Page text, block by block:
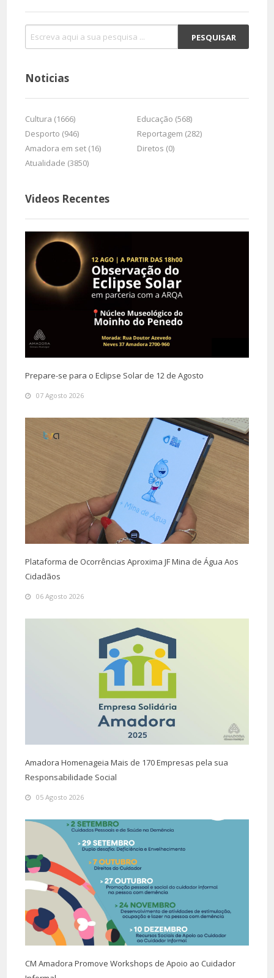
Noticias
Cultura (1666)
Educação (568)
Desporto (946)
Reportagem (282)
Amadora em set (16)
Diretos (0)
Atualidade (3850)
Videos Recentes
Prepare-se para o Eclipse Solar de 12 de Agosto
07 Agosto 2026
Plataforma de Ocorrências Aproxima JF Mina de Água Aos
Cidadãos
06 Agosto 2026
Amadora Homenageia Mais de 170 Empresas pela sua
Responsabilidade Social
05 Agosto 2026
CM Amadora Promove Workshops de Apoio ao Cuidador